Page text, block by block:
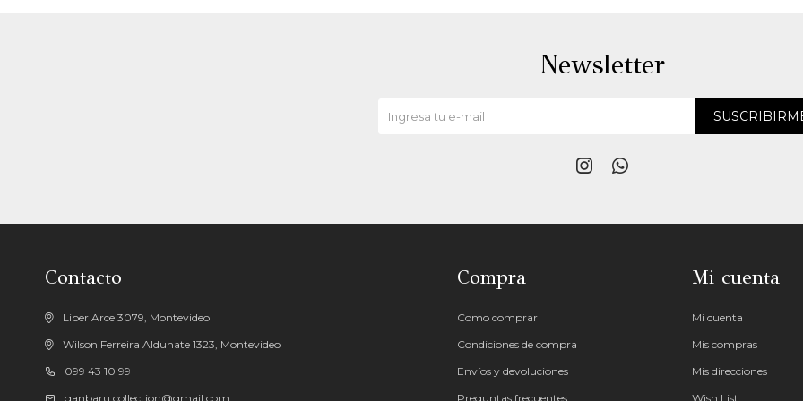
Contacto
Liber Arce 3079, Montevideo
Wilson Ferreira Aldunate 1323, Montevideo
099 43 10 99
ganbaru.collection@gmail.com
Compra
Como comprar
Condiciones de compra
Envíos y devoluciones
Preguntas frecuentes
Mi cuenta
Mi cuenta
Mis compras
Mis direcciones
Wish List
Newsletter
 